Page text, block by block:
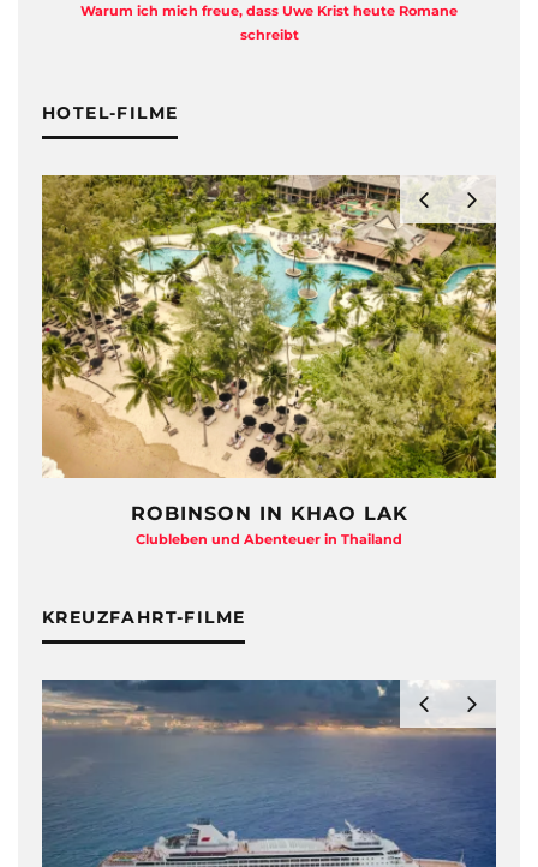
Warum ich mich freue, dass Uwe Krist heute Romane
schreibt
HOTEL-FILME
ROBINSON IN KHAO LAK
Clubleben und Abenteuer in Thailand
KREUZFAHRT-FILME